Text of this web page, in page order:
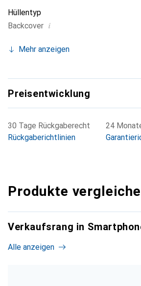
Hüllentyp
Backcover i
Mehr anzeigen
Preisentwicklung
30 Tage Rückgaberecht
Rückgaberichtlinien
24
Produkte
Verkaufsrang in
Alle anzeigen